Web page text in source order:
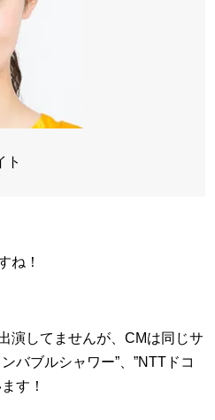
ト
ね！
演してませんが、CMは同じサ
バブルシャワー”、”NTTドコ
す！